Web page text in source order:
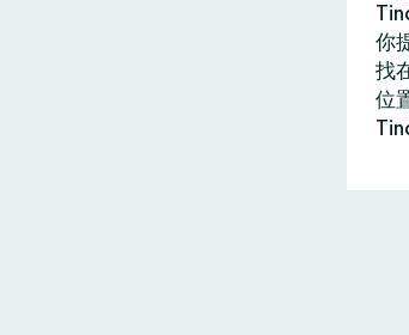
你
找
位